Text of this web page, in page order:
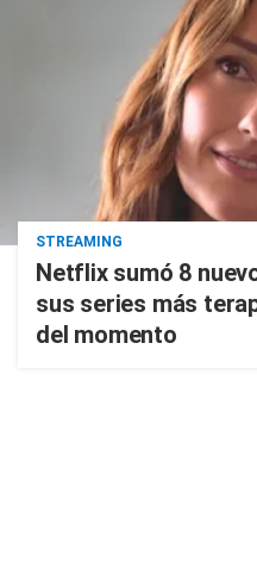
STREAMING
Netflix sumó 8
sus series más
del momento